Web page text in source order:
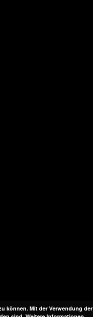
können. Mit der Verwendung der